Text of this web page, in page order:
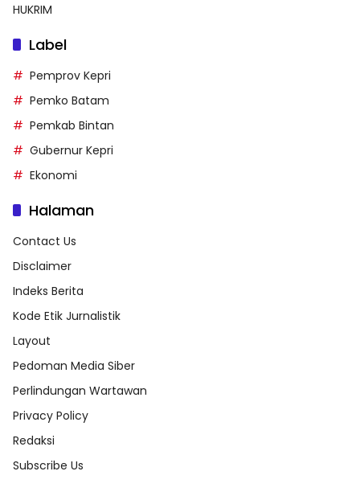
HUKRIM
Label
Pemprov Kepri
Pemko Batam
Pemkab Bintan
Gubernur Kepri
Ekonomi
Halaman
Contact Us
Disclaimer
Indeks Berita
Kode Etik Jurnalistik
Layout
Pedoman Media Siber
Perlindungan Wartawan
Privacy Policy
Redaksi
Subscribe Us